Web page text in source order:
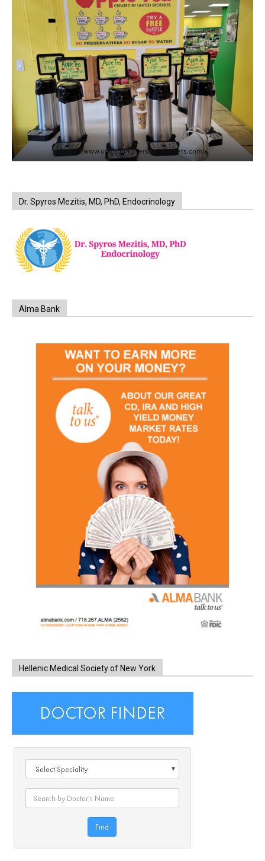
https://www.unitedbrothersfruitmarkets.com/
Dr. Spyros Mezitis, MD, PhD, Endocrinology
Alma Bank
Hellenic Medical Society of New York